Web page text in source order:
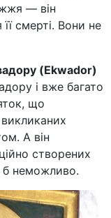
— він
її смерті. Вони не
(Ekwador)
і вже багато
що
А він
створених
б неможливо.